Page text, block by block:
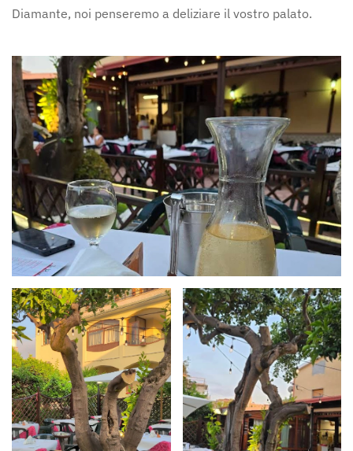
Diamante, noi penseremo a deliziare il vostro palato.